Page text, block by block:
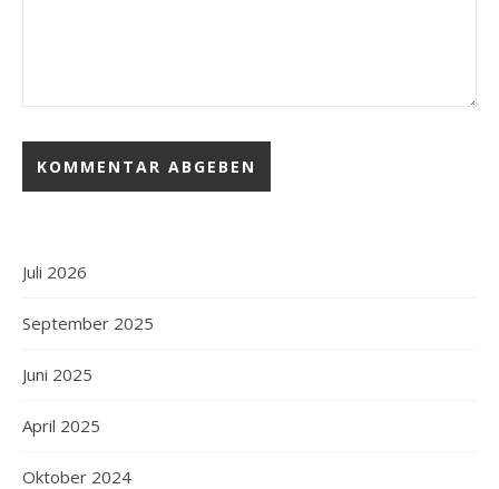
Juli 2026
September 2025
Juni 2025
April 2025
Oktober 2024